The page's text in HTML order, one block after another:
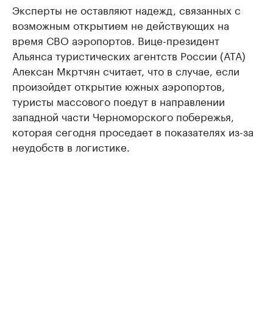
Эксперты не оставляют надежд, связанных с
возможным открытием не действующих на
время СВО аэропортов. Вице-президент
Альянса туристических агентств России (АТА)
Алексан Мкртчян считает, что в случае, если
произойдет открытие южных аэропортов,
туристы массового поедут в направлении
западной части Черноморского побережья,
которая сегодня проседает в показателях из-за
неудобств в логистике.